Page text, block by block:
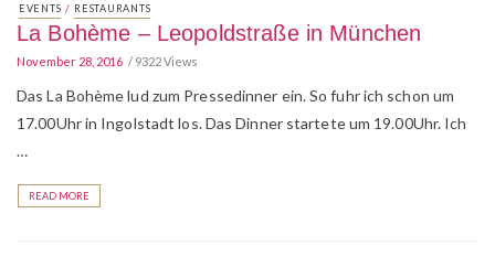
EVENTS / RESTAURANTS
La Bohème – Leopoldstraße in München
November 28, 2016 9322 Views
Das La Bohème lud zum Pressedinner ein. So fuhr ich schon um
17.00Uhr in Ingolstadt los. Das Dinner startete um 19.00Uhr. Ich
…
READ MORE